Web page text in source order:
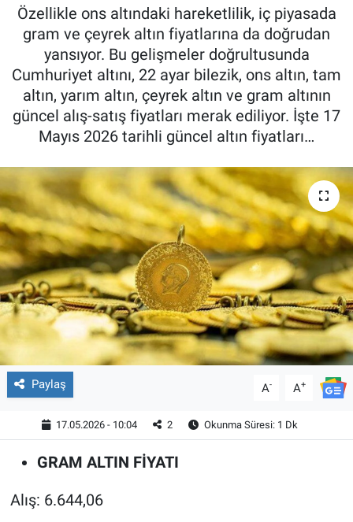
Özellikle ons altındaki hareketlilik, iç piyasada
gram ve çeyrek altın fiyatlarına da doğrudan
yansıyor. Bu gelişmeler doğrultusunda
Cumhuriyet altını, 22 ayar bilezik, ons altın, tam
altın, yarım altın, çeyrek altın ve gram altının
güncel alış-satış fiyatları merak ediliyor. İşte 17
Mayıs 2026 tarihli güncel altın fiyatları…
Paylaş A- A+
17.05.2026 - 10:04 2 Okunma Süresi: 1 Dk
GRAM ALTIN FİYATI
Alış: 6.644,06